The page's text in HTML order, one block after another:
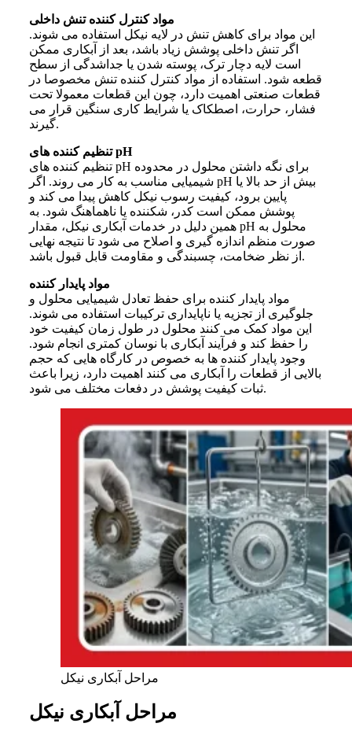
مواد کنترل کننده تنش داخلی
این مواد برای کاهش تنش در لایه نیکل استفاده می شوند.
اگر تنش داخلی پوشش زیاد باشد، بعد از آبکاری ممکن
است لایه دچار ترک، پوسته شدن یا جداشدگی از سطح
قطعه شود. استفاده از مواد کنترل کننده تنش مخصوصا در
قطعات صنعتی اهمیت دارد، چون این قطعات معمولا تحت
فشار، حرارت، اصطکاک یا شرایط کاری سنگین قرار می
گیرند.
تنظیم کننده های pH
تنظیم کننده های pH برای نگه داشتن محلول در محدوده
شیمیایی مناسب به کار می روند. اگر pH بیش از حد بالا یا
پایین برود، کیفیت رسوب نیکل کاهش پیدا می کند و
پوشش ممکن است کدر، شکننده یا ناهماهنگ شود. به
همین دلیل در خدمات آبکاری نیکل، مقدار pH محلول به
صورت منظم اندازه گیری و اصلاح می شود تا نتیجه نهایی
از نظر ضخامت، چسبندگی و مقاومت قابل قبول باشد.
مواد پایدار کننده
مواد پایدار کننده برای حفظ تعادل شیمیایی محلول و
جلوگیری از تجزیه یا ناپایداری ترکیبات استفاده می شوند.
این مواد کمک می کنند محلول در طول زمان کیفیت خود
را حفظ کند و فرآیند آبکاری با نوسان کمتری انجام شود.
وجود پایدار کننده ها به خصوص در کارگاه هایی که حجم
بالایی از قطعات را آبکاری می کنند اهمیت دارد، زیرا باعث
ثبات کیفیت پوشش در دفعات مختلف می شود.
مراحل آبکاری نیکل
مراحل آبکاری نیکل